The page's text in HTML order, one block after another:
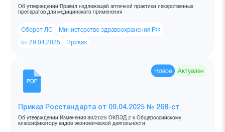
Об утверждении Правил надлежащей аптечной практики лекарственных
препаратов для медицинского применения
Оборот ЛС Министерство здравоохранения РФ
от 29.04.2025 Приказ
Новое Актуален
Приказ Росстандарта от 09.04.2025 № 268-ст
Об утверждении Изменения 80/2025 ОКВЭД 2 к Общероссийскому
классификатору видов экономической деятельности